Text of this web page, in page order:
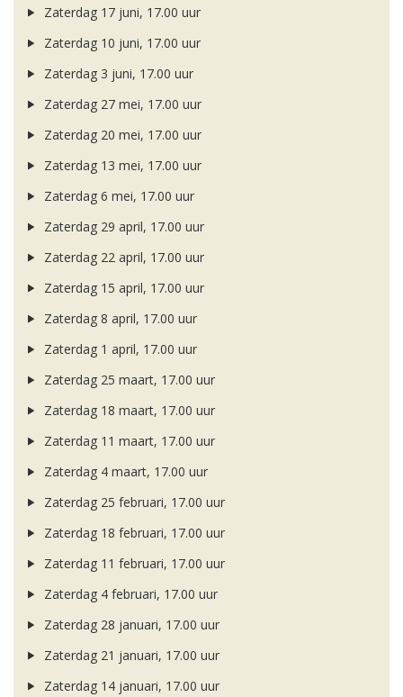
Zaterdag 17 juni, 17.00 uur
Zaterdag 10 juni, 17.00 uur
Zaterdag 3 juni, 17.00 uur
Zaterdag 27 mei, 17.00 uur
Zaterdag 20 mei, 17.00 uur
Zaterdag 13 mei, 17.00 uur
Zaterdag 6 mei, 17.00 uur
Zaterdag 29 april, 17.00 uur
Zaterdag 22 april, 17.00 uur
Zaterdag 15 april, 17.00 uur
Zaterdag 8 april, 17.00 uur
Zaterdag 1 april, 17.00 uur
Zaterdag 25 maart, 17.00 uur
Zaterdag 18 maart, 17.00 uur
Zaterdag 11 maart, 17.00 uur
Zaterdag 4 maart, 17.00 uur
Zaterdag 25 februari, 17.00 uur
Zaterdag 18 februari, 17.00 uur
Zaterdag 11 februari, 17.00 uur
Zaterdag 4 februari, 17.00 uur
Zaterdag 28 januari, 17.00 uur
Zaterdag 21 januari, 17.00 uur
Zaterdag 14 januari, 17.00 uur